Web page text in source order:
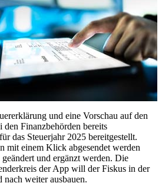
und eine Vorschau auf den
den Finanzbehörden bereits
das Steuerjahr 2025 bereitgestellt.
mit einem Klick abgesendet werden
und ergänzt werden. Die
der App will der Fiskus in der
weiter ausbauen.